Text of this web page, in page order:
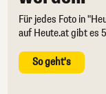
Für jedes Foto in
auf Heute.at gibt es
So geht's